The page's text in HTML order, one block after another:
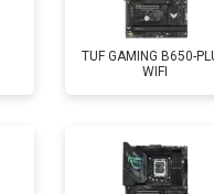
TUF GAMING B650-
WIFI